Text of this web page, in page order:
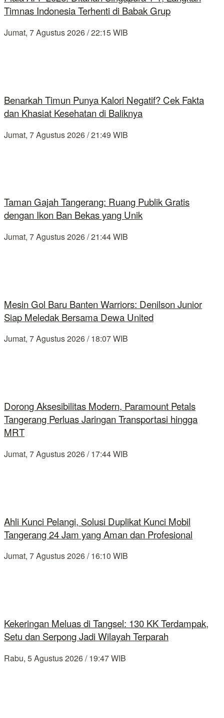
Timnas Indonesia Terhenti di Babak Grup
Jumat, 7 Agustus 2026 / 22:15 WIB
Benarkah Timun Punya Kalori Negatif? Cek Fakta
dan Khasiat Kesehatan di Baliknya
Jumat, 7 Agustus 2026 / 21:49 WIB
Taman Gajah Tangerang: Ruang Publik Gratis
dengan Ikon Ban Bekas yang Unik
Jumat, 7 Agustus 2026 / 21:44 WIB
Mesin Gol Baru Banten Warriors: Denilson Junior
Siap Meledak Bersama Dewa United
Jumat, 7 Agustus 2026 / 18:07 WIB
Dorong Aksesibilitas Modern, Paramount Petals
Tangerang Perluas Jaringan Transportasi hingga
MRT
Jumat, 7 Agustus 2026 / 17:44 WIB
Ahli Kunci Pelangi, Solusi Duplikat Kunci Mobil
Tangerang 24 Jam yang Aman dan Profesional
Jumat, 7 Agustus 2026 / 16:10 WIB
Kekeringan Meluas di Tangsel: 130 KK Terdampak,
Setu dan Serpong Jadi Wilayah Terparah
Rabu, 5 Agustus 2026 / 19:47 WIB